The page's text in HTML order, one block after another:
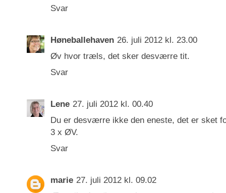
Svar
Høneballehaven 26. juli 2012 kl. 23.00
Øv hvor træls, det sker desværre tit.
Svar
Lene 27. juli 2012 kl. 00.40
Du er desværre ikke den eneste, det er sket
3 x ØV.
Svar
marie 27. juli 2012 kl. 09.02